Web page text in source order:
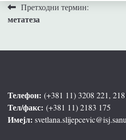
Кретање
чланка
Претходни термин:
метатеза
Телефон: (+381 11) 3208 221,
Тел/факс: (+381 11) 2183 175
Имејл: